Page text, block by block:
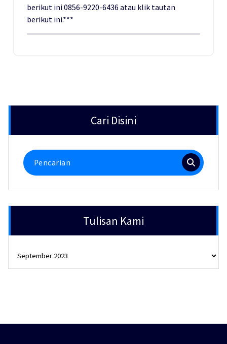
berikut ini 0856-9220-6436 atau klik tautan
berikut ini.***
Cari Disini
Pencarian
untuk:
Tulisan Kami
Kami